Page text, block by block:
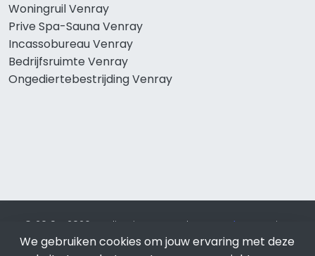
Woningruil Venray
Prive Spa-Sauna Venray
Incassobureau Venray
Bedrijfsruimte Venray
Ongediertebestrijding Venray
© 2019 - 2026 Realisatie en SEO door SEO-bureau
Lion
Internet. Betaal alleen voor bewezen resultaten?SEO
We gebruiken cookies om jouw ervaring met deze